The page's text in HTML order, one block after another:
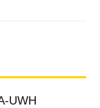
UWH